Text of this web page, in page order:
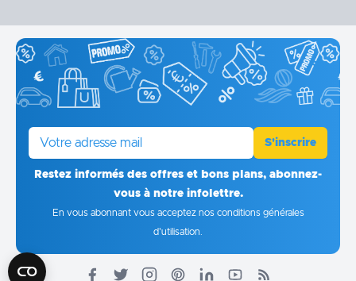
E-mail
S'inscrire
Restez informés des offres et bons plans, abonnez-
vous à notre infolettre.
En vous abonnant vous acceptez nos conditions générales
d'utilisation